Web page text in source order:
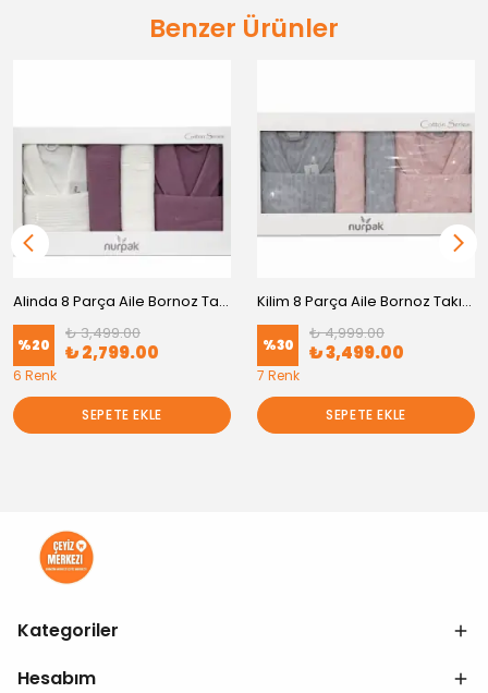
Benzer Ürünler
Alinda 8 Parça Aile Bornoz Takımı
%20
₺ 3,499.00
₺ 2,799.00
6 Renk
SEPETE EKLE
Kilim 8 Parça Aile Bornoz Takımı
%30
₺ 4,999.00
₺ 3,499.00
7 Renk
SEPETE EKLE
Kategoriler
Hesabım